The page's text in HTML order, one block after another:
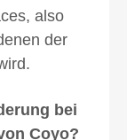
also
der
bei
Coyo?